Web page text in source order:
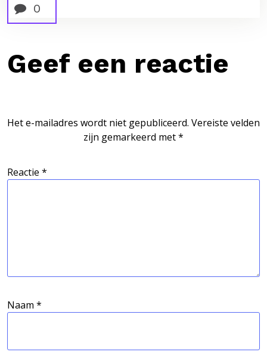
0
Geef een reactie
Het e-mailadres wordt niet gepubliceerd. Vereiste velden
zijn gemarkeerd met*
Reactie *
Naam *